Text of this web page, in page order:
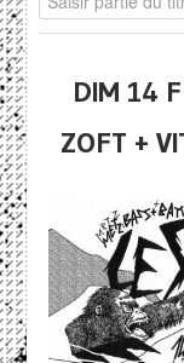
DIM 14
ZOFT +